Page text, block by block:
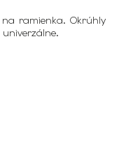
ramienka. Okrúhly